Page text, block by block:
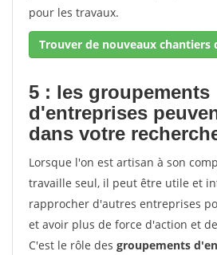
pour les travaux.
Trouver de nouveaux chantiers
5 : les groupements
d'entreprises
dans votre
Lorsque l'on est artisan à son
travaille seul, il peut être utile et
rapprocher d'autres entreprises
et avoir plus de force d'action et
C'est le rôle des groupements